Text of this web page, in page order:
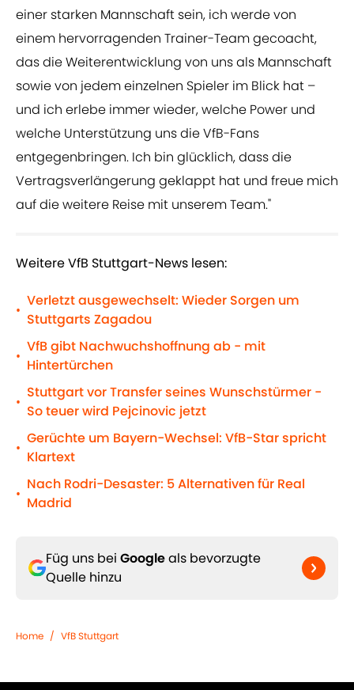
einer starken Mannschaft sein, ich werde von
einem hervorragenden Trainer-Team gecoacht,
das die Weiterentwicklung von uns als Mannschaft
sowie von jedem einzelnen Spieler im Blick hat –
und ich erlebe immer wieder, welche Power und
welche Unterstützung uns die VfB-Fans
entgegenbringen. Ich bin glücklich, dass die
Vertragsverlängerung geklappt hat und freue mich
auf die weitere Reise mit unserem Team."
Weitere VfB Stuttgart-News lesen:
•
Verletzt ausgewechselt: Wieder Sorgen um
Stuttgarts Zagadou
•
VfB gibt Nachwuchshoffnung ab - mit
Hintertürchen
•
Stuttgart vor Transfer seines Wunschstürmer -
So teuer wird Pejcinovic jetzt
•
Gerüchte um Bayern-Wechsel: VfB-Star spricht
Klartext
•
Nach Rodri-Desaster: 5 Alternativen für Real
Madrid
Füg uns bei Googleals bevorzugte
Quelle hinzu
Home / VfB Stuttgart